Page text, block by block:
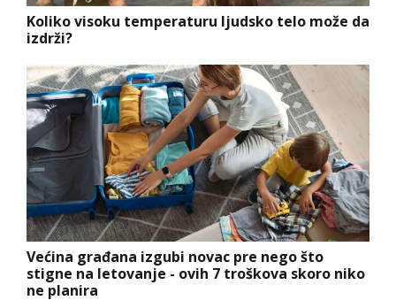
Koliko visoku temperaturu ljudsko telo može da
izdrži?
Većina građana izgubi novac pre nego što
stigne na letovanje - ovih 7 troškova skoro niko
ne planira